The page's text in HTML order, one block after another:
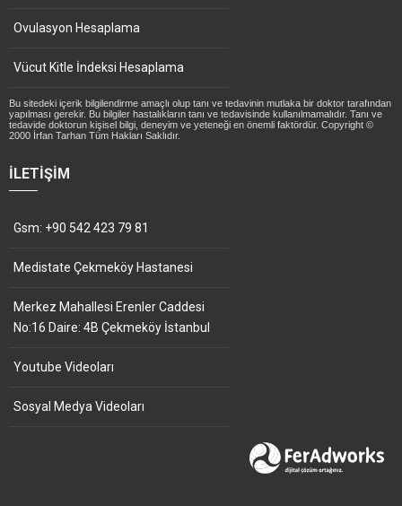
Ovulasyon Hesaplama
Vücut Kitle İndeksi Hesaplama
Bu sitedeki içerik bilgilendirme amaçlı olup tanı ve tedavinin mutlaka bir doktor tarafından
yapılması gerekir. Bu bilgiler hastalıkların tanı ve tedavisinde kullanılmamalıdır. Tanı ve
tedavide doktorun kişisel bilgi, deneyim ve yeteneği en önemli faktördür. Copyright ©
2000 İrfan Tarhan Tüm Hakları Saklıdır.
İLETIŞIM
Gsm: +90 542 423 79 81
Medistate Çekmeköy Hastanesi
Merkez Mahallesi Erenler Caddesi
No:16 Daire: 4B Çekmeköy İstanbul
Youtube Videoları
Sosyal Medya Videoları